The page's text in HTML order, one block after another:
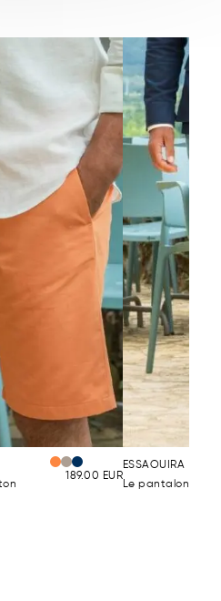
189.00 EUR
ESSAOUIRA
Le pantalon d'été